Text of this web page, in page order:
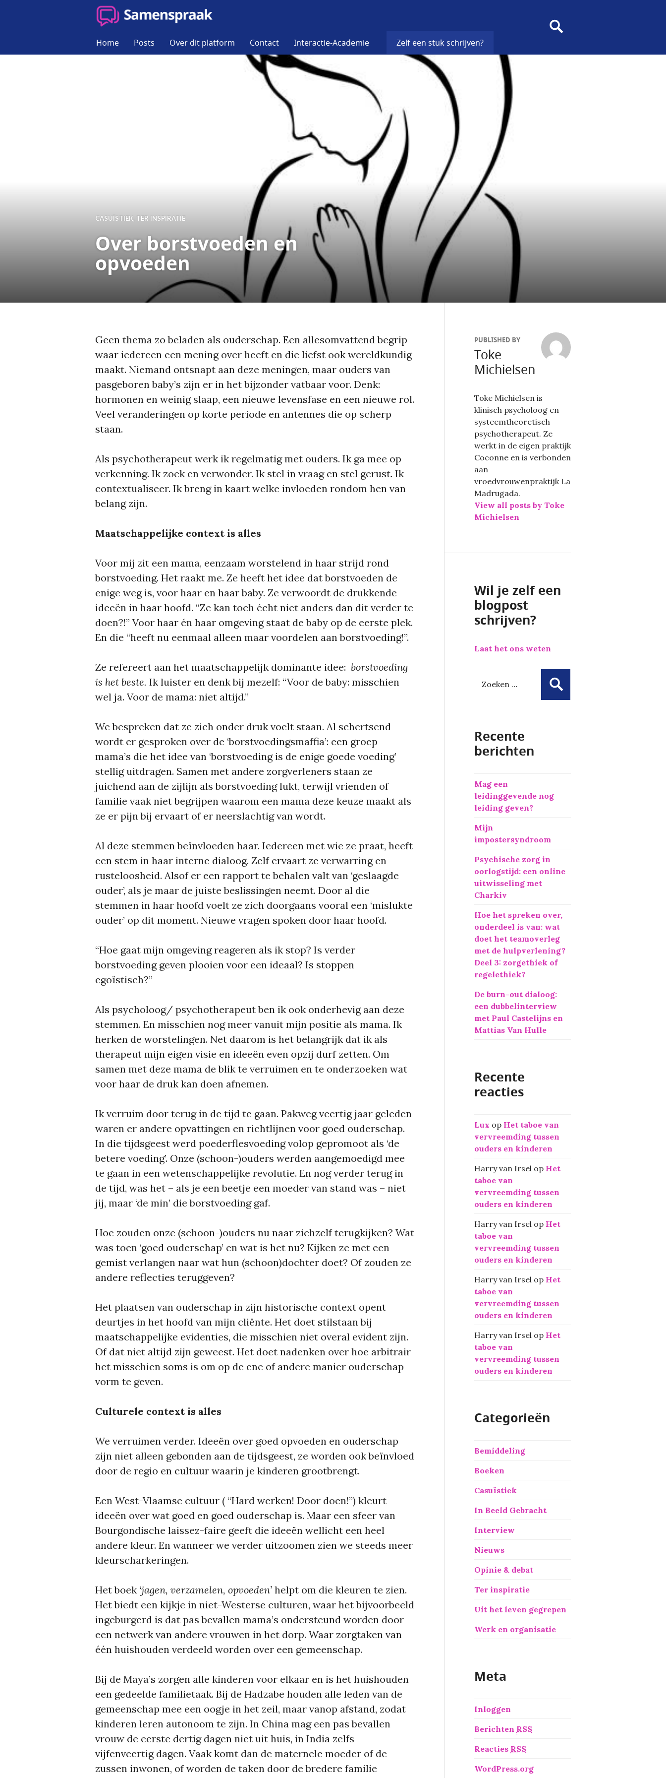
SAMENSPRAAK
Home Posts Over dit platform Contact Interactie-Academie Zelf een stuk schrijven?
CASUÏSTIEK, TER INSPIRATIE
Over borstvoeden en
opvoeden
Geen thema zo beladen als ouderschap. Een allesomvattend begrip
waar iedereen een mening over heeft en die liefst ook wereldkundig
maakt. Niemand ontsnapt aan deze meningen, maar ouders van
pasgeboren baby’s zijn er in het bijzonder vatbaar voor. Denk:
hormonen en weinig slaap, een nieuwe levensfase en een nieuwe rol.
Veel veranderingen op korte periode en antennes die op scherp
staan.
Als psychotherapeut werk ik regelmatig met ouders. Ik ga mee op
verkenning. Ik zoek en verwonder. Ik stel in vraag en stel gerust. Ik
contextualiseer. Ik breng in kaart welke invloeden rondom hen van
belang zijn.
Maatschappelijke context is alles
Voor mij zit een mama, eenzaam worstelend in haar strijd rond
borstvoeding. Het raakt me. Ze heeft het idee dat borstvoeden de
enige weg is, voor haar en haar baby. Ze verwoordt de drukkende
ideeën in haar hoofd. “Ze kan toch écht niet anders dan dit verder te
doen?!” Voor haar én haar omgeving staat de baby op de eerste plek.
En die “heeft nu eenmaal alleen maar voordelen aan borstvoeding!”.
Ze refereert aan het maatschappelijk dominante idee: borstvoeding
is het beste. Ik luister en denk bij mezelf: “Voor de baby: misschien
wel ja. Voor de mama: niet altijd.”
We bespreken dat ze zich onder druk voelt staan. Al schertsend
wordt er gesproken over de ‘borstvoedingsmaffia’: een groep
mama’s die het idee van ‘borstvoeding is de enige goede voeding’
stellig uitdragen. Samen met andere zorgverleners staan ze
juichend aan de zijlijn als borstvoeding lukt, terwijl vrienden of
familie vaak niet begrijpen waarom een mama deze keuze maakt als
ze er pijn bij ervaart of er neerslachtig van wordt.
Al deze stemmen beïnvloeden haar. Iedereen met wie ze praat, heeft
een stem in haar interne dialoog. Zelf ervaart ze verwarring en
rusteloosheid. Alsof er een rapport te behalen valt van ‘geslaagde
ouder’, als je maar de juiste beslissingen neemt. Door al die
stemmen in haar hoofd voelt ze zich doorgaans vooral een ‘mislukte
ouder’ op dit moment. Nieuwe vragen spoken door haar hoofd.
“Hoe gaat mijn omgeving reageren als ik stop? Is verder
borstvoeding geven plooien voor een ideaal? Is stoppen
egoïstisch?”
Als psycholoog/ psychotherapeut ben ik ook onderhevig aan deze
stemmen. En misschien nog meer vanuit mijn positie als mama. Ik
herken de worstelingen. Net daarom is het belangrijk dat ik als
therapeut mijn eigen visie en ideeën even opzij durf zetten. Om
samen met deze mama de blik te verruimen en te onderzoeken wat
voor haar de druk kan doen afnemen.
Ik verruim door terug in de tijd te gaan. Pakweg veertig jaar geleden
waren er andere opvattingen en richtlijnen voor goed ouderschap.
In die tijdsgeest werd poederflesvoeding volop gepromoot als ‘de
betere voeding’. Onze (schoon-)ouders werden aangemoedigd mee
te gaan in een wetenschappelijke revolutie. En nog verder terug in
de tijd, was het – als je een beetje een moeder van stand was – niet
jij, maar ‘de min’ die borstvoeding gaf.
Hoe zouden onze (schoon-)ouders nu naar zichzelf terugkijken? Wat
was toen ‘goed ouderschap’ en wat is het nu? Kijken ze met een
gemist verlangen naar wat hun (schoon)dochter doet? Of zouden ze
andere reflecties teruggeven?
Het plaatsen van ouderschap in zijn historische context opent
deurtjes in het hoofd van mijn cliënte. Het doet stilstaan bij
maatschappelijke evidenties, die misschien niet overal evident zijn.
Of dat niet altijd zijn geweest. Het doet nadenken over hoe arbitrair
het misschien soms is om op de ene of andere manier ouderschap
vorm te geven.
Culturele context is alles
We verruimen verder. Ideeën over goed opvoeden en ouderschap
zijn niet alleen gebonden aan de tijdsgeest, ze worden ook beïnvloed
door de regio en cultuur waarin je kinderen grootbrengt.
Een West-Vlaamse cultuur ( “Hard werken! Door doen!”) kleurt
ideeën over wat goed en goed ouderschap is. Maar een sfeer van
Bourgondische laissez-faire geeft die ideeën wellicht een heel
andere kleur. En wanneer we verder uitzoomen zien we steeds meer
kleurscharkeringen.
Het boek ‘jagen, verzamelen, opvoeden’ helpt om die kleuren te zien.
Het biedt een kijkje in niet-Westerse culturen, waar het bijvoorbeeld
ingeburgerd is dat pas bevallen mama’s ondersteund worden door
een netwerk van andere vrouwen in het dorp. Waar zorgtaken van
één huishouden verdeeld worden over een gemeenschap.
Bij de Maya’s zorgen alle kinderen voor elkaar en is het huishouden
een gedeelde familietaak. Bij de Hadzabe houden alle leden van de
gemeenschap mee een oogje in het zeil, maar vanop afstand, zodat
kinderen leren autonoom te zijn. In China mag een pas bevallen
vrouw de eerste dertig dagen niet uit huis, in India zelfs
vijfenveertig dagen. Vaak komt dan de maternele moeder of de
zussen inwonen, of worden de taken door de bredere familie
PUBLISHED BY
Toke
Michielsen
Toke Michielsen is
klinisch psycholoog en
systeemtheoretisch
psychotherapeut. Ze
werkt in de eigen praktijk
Coconne en is verbonden
aan
vroedvrouwenpraktijk La
Madrugada.
View all posts by Toke
Michielsen
Wil je zelf een
blogpost
schrijven?
Laat het ons weten
n
n
a
r
:
Recente
berichten
Mag een
leidinggevende nog
leiding geven?
Mijn
impostersyndroom
Psychische zorg in
oorlogstijd: een online
uitwisseling met
Charkiv
Hoe het spreken over,
onderdeel is van: wat
doet het teamoverleg
met de hulpverlening?
Deel 3: zorgethiek of
regelethiek?
De burn-out dialoog:
een dubbelinterview
met Paul Castelijns en
Mattias Van Hulle
Recente
reacties
Lux op Het taboe van
vervreemding tussen
ouders en kinderen
Harry van Irsel op Het
taboe van
vervreemding tussen
ouders en kinderen
Harry van Irsel op Het
taboe van
vervreemding tussen
ouders en kinderen
Harry van Irsel op Het
taboe van
vervreemding tussen
ouders en kinderen
Harry van Irsel op Het
taboe van
vervreemding tussen
ouders en kinderen
Categorieën
Bemiddeling
Boeken
Casuïstiek
In Beeld Gebracht
Interview
Nieuws
Opinie & debat
Ter inspiratie
Uit het leven gegrepen
Werk en organisatie
Meta
Inloggen
Berichten RSS
Reacties RSS
WordPress.org